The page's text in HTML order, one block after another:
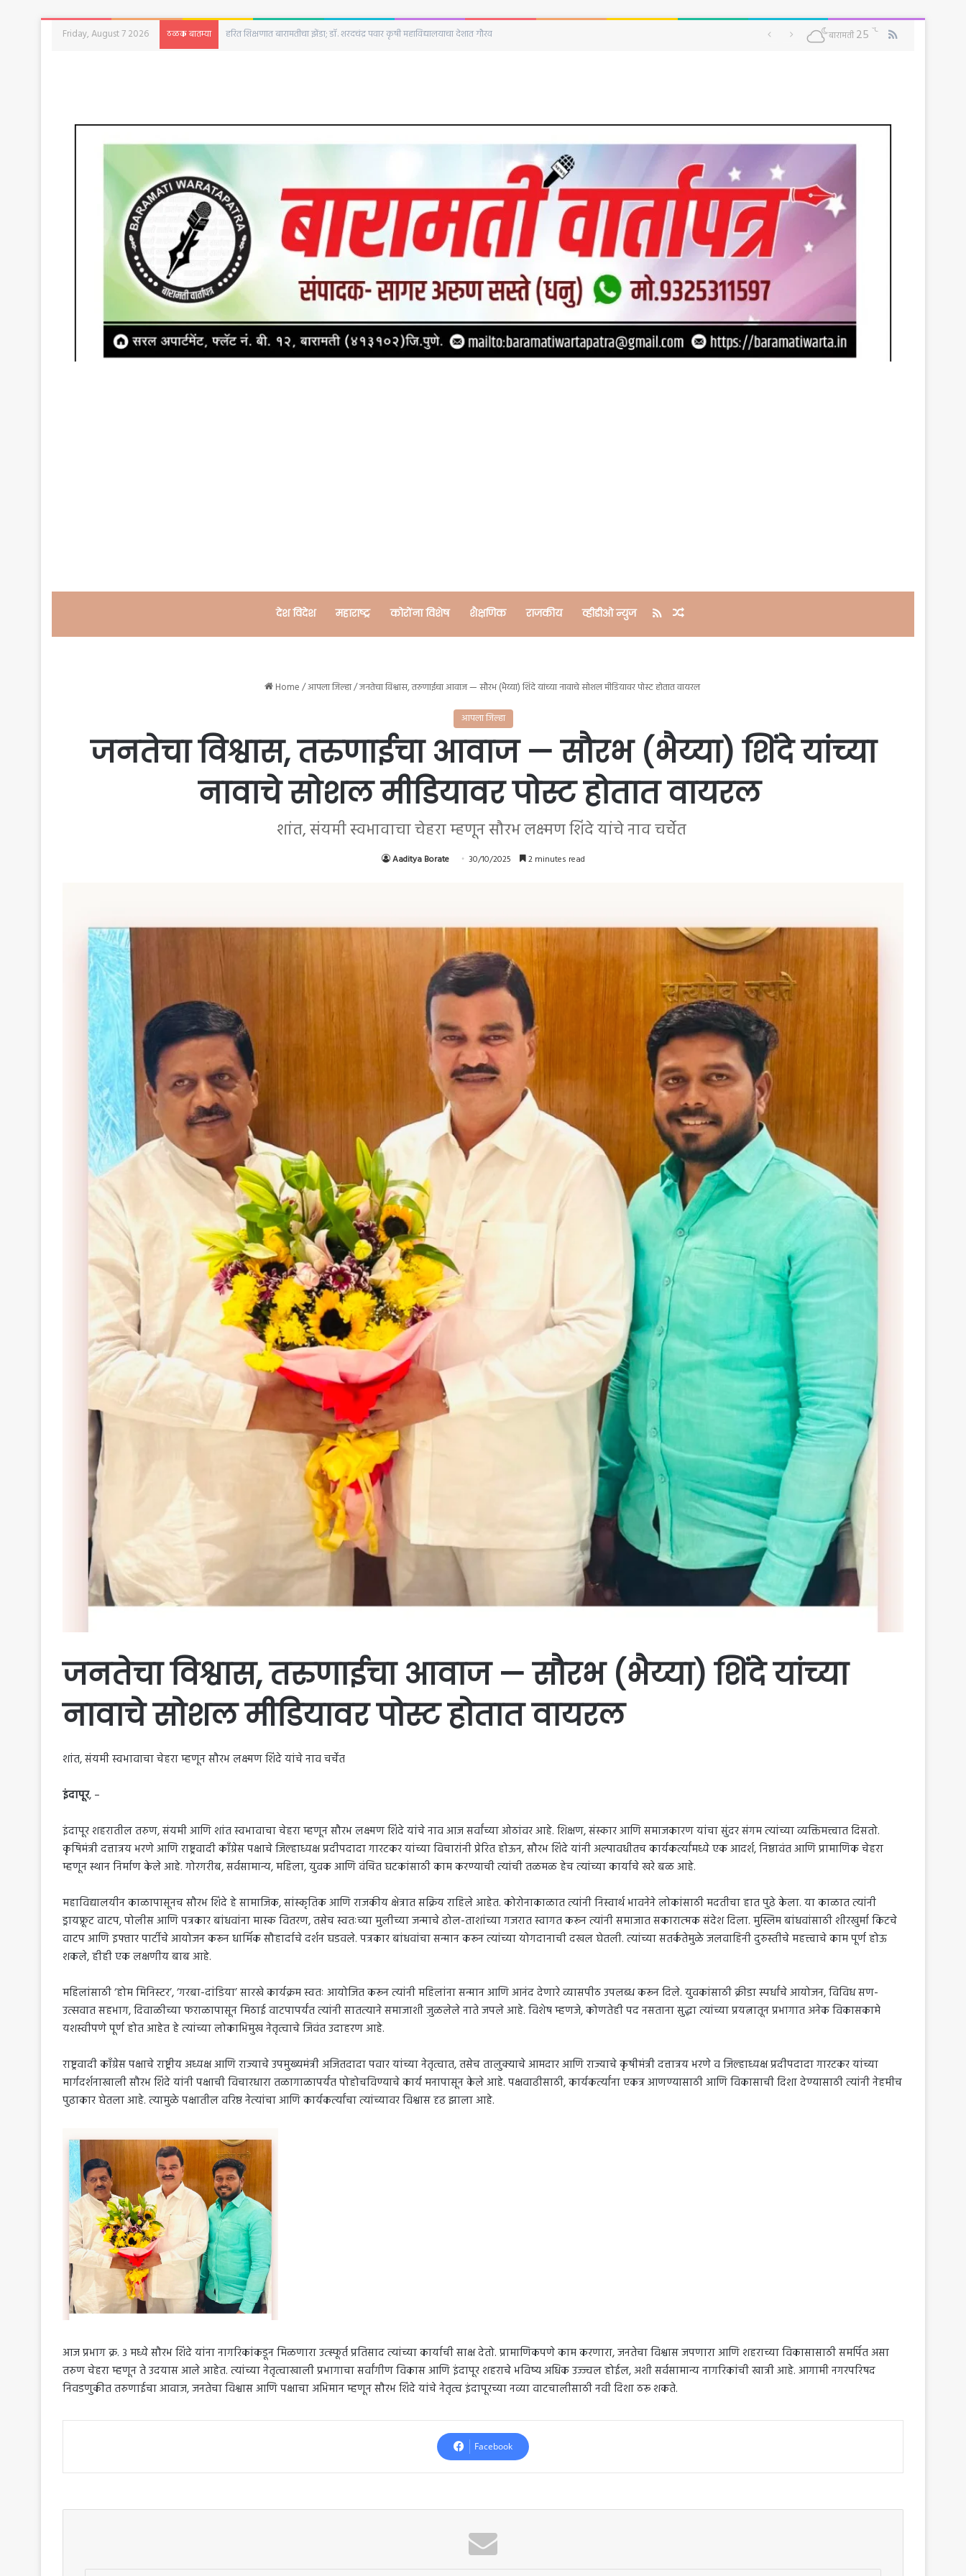
Friday, August 7 2026 ठळक बातम्या बारामतीत रविवारी क्रांती दिनानिमित्त हुतात्मा स्तंभाला अभिवादन बारामती 25 ℃ RSS
देश विदेश महाराष्ट्र कोरोंना विशेष शैक्षणिक राजकीय व्हीडीओ न्युज RSS Random Article
Home/आपला जिल्हा/जनतेचा विश्वास, तरुणाईचा आवाज — सौरभ (भैय्या) शिंदे यांच्या नावाचे सोशल मीडियावर पोस्ट होतात वायरल
आपला जिल्हा
जनतेचा विश्वास, तरुणाईचा आवाज — सौरभ (भैय्या) शिंदे यांच्या
नावाचे सोशल मीडियावर पोस्ट होतात वायरल
शांत, संयमी स्वभावाचा चेहरा म्हणून सौरभ लक्ष्मण शिंदे यांचे नाव चर्चेत
Aaditya Borate 30/10/2025 2 minutes read
जनतेचा विश्वास, तरुणाईचा आवाज — सौरभ (भैय्या) शिंदे यांच्या
नावाचे सोशल मीडियावर पोस्ट होतात वायरल
शांत, संयमी स्वभावाचा चेहरा म्हणून सौरभ लक्ष्मण शिंदे यांचे नाव चर्चेत
इंदापूर, –
इंदापूर शहरातील तरुण, संयमी आणि शांत स्वभावाचा चेहरा म्हणून सौरभ लक्ष्मण शिंदे यांचे नाव आज सर्वांच्या ओठांवर आहे. शिक्षण, संस्कार आणि समाजकारण यांचा सुंदर संगम त्यांच्या व्यक्तिमत्त्वात दिसतो.
कृषिमंत्री दत्तात्रय भरणे आणि राष्ट्रवादी काँग्रेस पक्षाचे जिल्हाध्यक्ष प्रदीपदादा गारटकर यांच्या विचारांनी प्रेरित होऊन, सौरभ शिंदे यांनी अल्पावधीतच कार्यकर्त्यांमध्ये एक आदर्श, निष्ठावंत आणि प्रामाणिक चेहरा
म्हणून स्थान निर्माण केले आहे. गोरगरीब, सर्वसामान्य, महिला, युवक आणि वंचित घटकांसाठी काम करण्याची त्यांची तळमळ हेच त्यांच्या कार्याचे खरे बळ आहे.
महाविद्यालयीन काळापासूनच सौरभ शिंदे हे सामाजिक, सांस्कृतिक आणि राजकीय क्षेत्रात सक्रिय राहिले आहेत. कोरोनाकाळात त्यांनी निस्वार्थ भावनेने लोकांसाठी मदतीचा हात पुढे केला. या काळात त्यांनी
ड्रायफ्रूट वाटप, पोलीस आणि पत्रकार बांधवांना मास्क वितरण, तसेच स्वतःच्या मुलीच्या जन्माचे ढोल-ताशांच्या गजरात स्वागत करून त्यांनी समाजात सकारात्मक संदेश दिला. मुस्लिम बांधवांसाठी शीरखुर्मा किटचे
वाटप आणि इफ्तार पार्टीचे आयोजन करून धार्मिक सौहार्दाचे दर्शन घडवले. पत्रकार बांधवांचा सन्मान करून त्यांच्या योगदानाची दखल घेतली. त्यांच्या सतर्कतेमुळे जलवाहिनी दुरुस्तीचे महत्त्वाचे काम पूर्ण होऊ
शकले, हीही एक लक्षणीय बाब आहे.
महिलांसाठी ‘होम मिनिस्टर’, ‘गरबा-दांडिया’ सारखे कार्यक्रम स्वतः आयोजित करून त्यांनी महिलांना सन्मान आणि आनंद देणारे व्यासपीठ उपलब्ध करून दिले. युवकांसाठी क्रीडा स्पर्धांचे आयोजन, विविध सण-
उत्सवात सहभाग, दिवाळीच्या फराळापासून मिठाई वाटपापर्यंत त्यांनी सातत्याने समाजाशी जुळलेले नाते जपले आहे. विशेष म्हणजे, कोणतेही पद नसताना सुद्धा त्यांच्या प्रयत्नातून प्रभागात अनेक विकासकामे
यशस्वीपणे पूर्ण होत आहेत हे त्यांच्या लोकाभिमुख नेतृत्वाचे जिवंत उदाहरण आहे.
राष्ट्रवादी काँग्रेस पक्षाचे राष्ट्रीय अध्यक्ष आणि राज्याचे उपमुख्यमंत्री अजितदादा पवार यांच्या नेतृत्वात, तसेच तालुक्याचे आमदार आणि राज्याचे कृषीमंत्री दत्तात्रय भरणे व जिल्हाध्यक्ष प्रदीपदादा गारटकर यांच्या
मार्गदर्शनाखाली सौरभ शिंदे यांनी पक्षाची विचारधारा तळागाळापर्यंत पोहोचविण्याचे कार्य मनापासून केले आहे. पक्षवाढीसाठी, कार्यकर्त्यांना एकत्र आणण्यासाठी आणि विकासाची दिशा देण्यासाठी त्यांनी नेहमीच
पुढाकार घेतला आहे. त्यामुळे पक्षातील वरिष्ठ नेत्यांचा आणि कार्यकर्त्यांचा त्यांच्यावर विश्वास दृढ झाला आहे.
आज प्रभाग क्र. ३ मध्ये सौरभ शिंदे यांना नागरिकांकडून मिळणारा उत्स्फूर्त प्रतिसाद त्यांच्या कार्याची साक्ष देतो. प्रामाणिकपणे काम करणारा, जनतेचा विश्वास जपणारा आणि शहराच्या विकासासाठी समर्पित असा
तरुण चेहरा म्हणून ते उदयास आले आहेत. त्यांच्या नेतृत्वाखाली प्रभागाचा सर्वांगीण विकास आणि इंदापूर शहराचे भविष्य अधिक उज्ज्वल होईल, अशी सर्वसामान्य नागरिकांची खात्री आहे. आगामी नगरपरिषद
निवडणुकीत तरुणाईचा आवाज, जनतेचा विश्वास आणि पक्षाचा अभिमान म्हणून सौरभ शिंदे यांचे नेतृत्व इंदापूरच्या नव्या वाटचालीसाठी नवी दिशा ठरू शकते.
Facebook